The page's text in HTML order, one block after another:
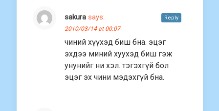
sakura says:
2010/03/14 at 00:07
чиний хүүхэд биш бна. эцэг
эхдээ миний хуухэд биш гэж
унунийг ни хэл. тэгэхгүй бол
эцэг эх чини мэдэхгүй бна.
Reply